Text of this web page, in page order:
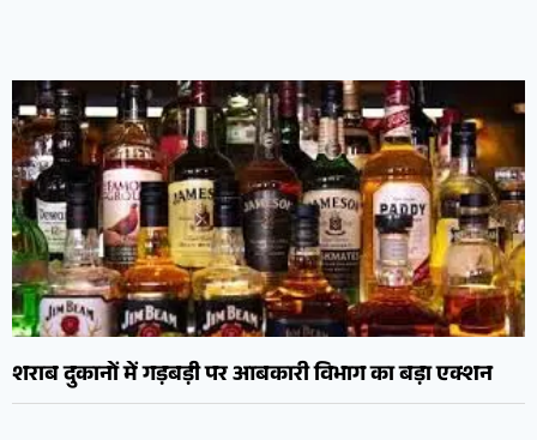
शराब दुकानों में गड़बड़ी पर आबकारी विभाग का बड़ा एक्शन